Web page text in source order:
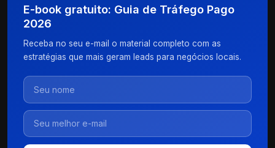
E-book gratuito: Guia de Tráfego Pago
2026
Receba no seu e-mail o material completo com as
estratégias que mais geram leads para negócios locais.